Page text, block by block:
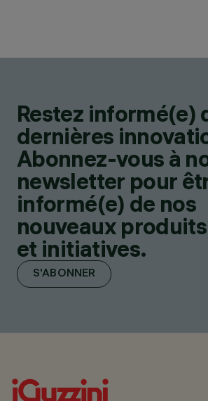
Restez informé(e)
dernières
Abonnez-vous à
newsletter pour
informé(e) de nos
nouveaux
et initiatives.
S'ABONNER